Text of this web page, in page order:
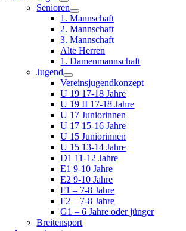
Senioren
1. Mannschaft
2. Mannschaft
3. Mannschaft
Alte Herren
1. Damenmannschaft
Jugend
Vereinsjugendkonzept
U 19 17-18 Jahre
U 19 II 17-18 Jahre
U 17 Juniorinnen
U 17 15-16 Jahre
U 15 Juniorinnen
U 15 13-14 Jahre
D1 11-12 Jahre
E1 9-10 Jahre
E2 9-10 Jahre
F1 – 7-8 Jahre
F2 – 7-8 Jahre
G1 – 6 Jahre oder jünger
Breitensport